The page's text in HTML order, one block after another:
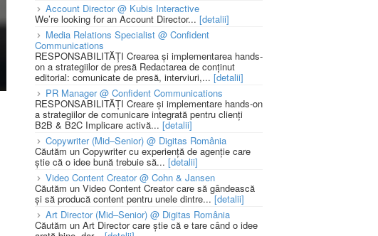
Account Director @ Kubis Interactive
We’re looking for an Account Director... [detalii]
Media Relations Specialist @ Confident
Communications
RESPONSABILITĂȚI Crearea și implementarea hands-
on a strategiilor de presă Redactarea de conținut
editorial: comunicate de presă, interviuri,... [detalii]
PR Manager @ Confident Communications
RESPONSABILITĂȚI Creare și implementare hands-on
a strategiilor de comunicare integrată pentru clienți
B2B & B2C Implicare activă... [detalii]
Copywriter (Mid–Senior) @ Digitas România
Căutăm un Copywriter cu experiență de agenție care
știe că o idee bună trebuie să... [detalii]
Video Content Creator @ Cohn & Jansen
Căutăm un Video Content Creator care să gândească
și să producă content pentru unele dintre...[detalii]
Art Director (Mid–Senior) @ Digitas România
Căutăm un Art Director care știe că e tare când o idee